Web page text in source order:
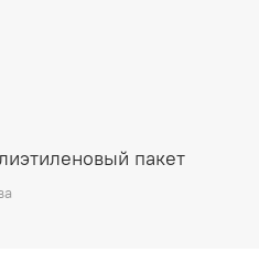
пакет